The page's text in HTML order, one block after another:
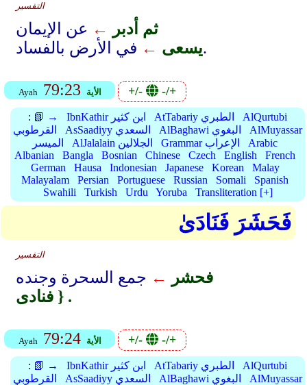
التفسير
ثم أدبر ← عن الإيمان
يسعى ← في الأرض بالفساد.
Ayah 79:23 الأية +/- -/+
: 📗 → IbnKathir ابن كثير AtTabariy الطبري
AlQurtubi
القرطوبي
AsSaadiyy السعدي AlBaghawi البغوي
AlMuyassar
الميسر
AlJalalain الجلالين Grammar الإعراب
Arabic
Albanian
Bangla Bosnian Chinese Czech English
French
German
Hausa Indonesian Japanese Korean
Malay
Malayalam
Persian Portuguese Russian Somali
Spanish
Swahili
Turkish Urdu Yoruba Transliteration [+]
فَحَشَرَ فَنَادَىٰ
التفسير
فحشر ← جمع السحرة وجنده
فنادى } .
Ayah 79:24 الأية +/- -/+
: 📗 → IbnKathir ابن كثير AtTabariy الطبري
AlQurtubi
القرطوبي
AsSaadiyy السعدي AlBaghawi البغوي
AlMuyassar